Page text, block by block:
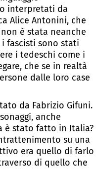
interpretati da
Alice Antonini, che
è stata neanche
i fascisti sono stati
i tedeschi come i
che se in realtà
dalle loro case
da Fabrizio Gifuni.
anche
è stato fatto in Italia?
su una
era quello di farlo
di quello che